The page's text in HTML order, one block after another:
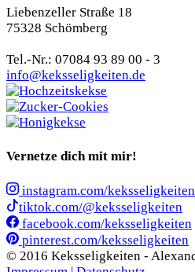
Liebenzeller Straße 18
75328 Schömberg
Tel.-Nr.: 07084 93 89 00 - 3
info@keksseligkeiten.de
Vernetze dich mit mir!
instagram.com/keksseligkeiten
tiktok.com/@keksseligkeiten
facebook.com/keksseligkeiten
pinterest.com/keksseligkeiten
© 2016 Keksseligkeiten -